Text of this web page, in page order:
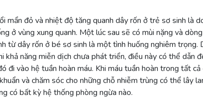
mẩn đỏ và nhiệt độ tăng quanh dây rốn ở trẻ sơ sinh là
ở vùng xung quanh. Một lúc sau sẽ có mùi nặng và
từ dây rốn ở bé sơ sinh là một tình huống nghiêm
khả năng miễn dịch chưa phát triển, điều này có thể dẫn
đi vào hệ tuần hoàn máu. Khi máu tuần hoàn trong tất
và chăm sóc cho những chỗ nhiễm trùng có thể lây
có bất kỳ hệ thống phòng ngừa nào.